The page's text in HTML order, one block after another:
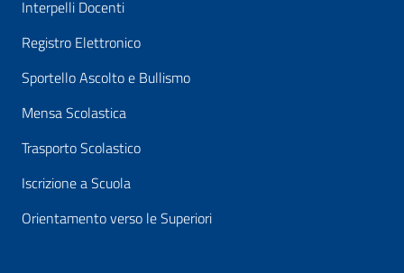
Interpelli Docenti
Registro Elettronico
Sportello Ascolto e Bullismo
Mensa Scolastica
Trasporto Scolastico
Iscrizione a Scuola
Orientamento verso le Superiori